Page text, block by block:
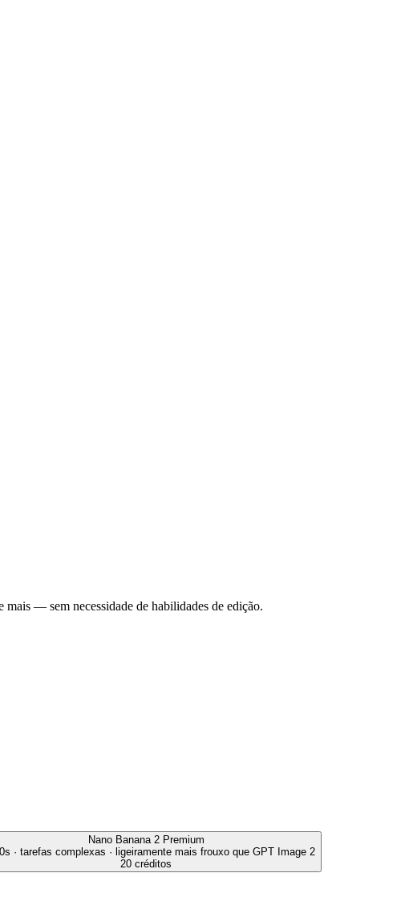
— sem necessidade de habilidades de edição.
Nano Banana 2 Premium
· tarefas complexas · ligeiramente mais frouxo que GPT Image 2
20 créditos